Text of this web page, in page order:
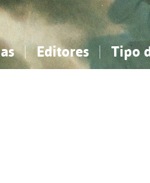
Editores Tipo